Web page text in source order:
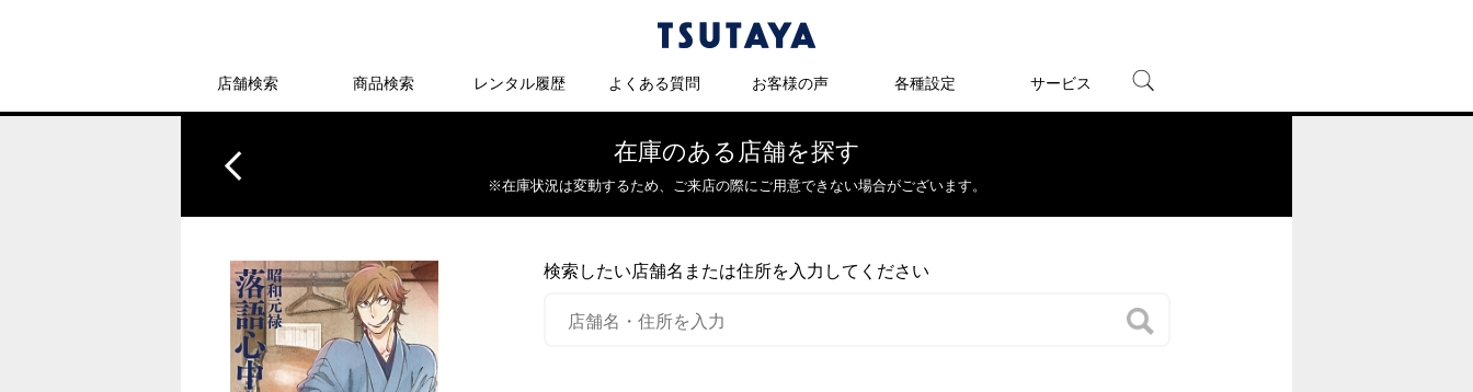
店舗検索 商品検索 レンタル履歴 よくある質問 お客様の声 各種設定 サービス
在庫のある店舗を探す
※在庫状況は変動するため、 ご来店の際にご用意できない場合がございます。
検索したい店舗名または住所を入力してください